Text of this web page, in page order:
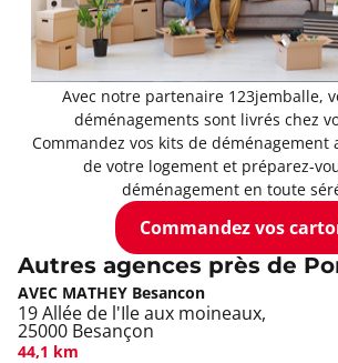
Avec notre partenaire 123jemballe,
déménagements sont livrés chez
Commandez vos kits de déménagement
de votre logement et préparez-
déménagement en toute
Commandez vos
Autres agences près de
AVEC MATHEY Besancon
19 Allée de l'Ile aux moineaux,
25000 Besançon
44,1 km